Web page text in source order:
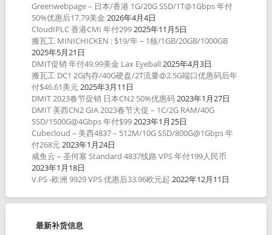
Greenwebpage – 日本/香港 1G/20G SSD/1T@1Gbps 年付
50%优惠后17.79美金 2026年4月4日
CloudIPLC 香港CMI 年付2992025年11月5日
搬瓦工 MINICHICKEN : $19/年 – 1核/1GB/20GB/1000GB
2025年5月21日
DMIT促销 年付49.99美金 Lax Eyeball 2025年4月3日
搬瓦工 DC1 2G内存/40G硬盘/2T流量@2.5G端口优惠码后年
付$46.61美元2025年3月11日
DMIT 2023春节促销 日本CN2 50%优惠码2023年1月27日
DMIT 美西CN2 GIA 2023春节大促 – 1C/2G RAM/40G
SSD/1500G@4Gbps 年付$992023年1月25日
Cubecloud – 美西4837 – 512M/10G SSD/800G@1Gbps 年
付268元2023年1月24日
咸鱼云 – 圣何塞 Standard 4837线路 VPS 年付199人民币
2023年1月18日
V.PS -欧洲 9929 VPS 优惠后33.96欧元起 2022年12月11日
最新补货信息